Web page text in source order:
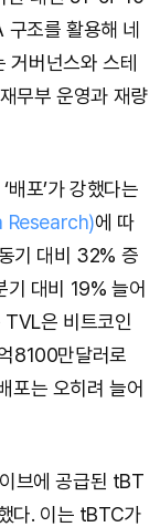
조를 활용해 네
거버넌스와 스테
무부 운영과 재량
포’가 강했다는
Research)에 따
기 대비 32% 증
대비 19% 늘어
은 비트코인
8100만달러로
포는 오히려 늘어
브에 공급된 tBT
다. 이는 tBTC가